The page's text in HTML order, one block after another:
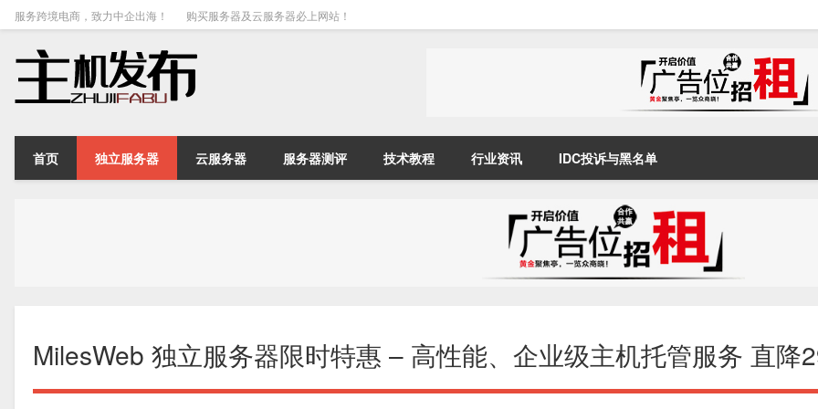
服务跨境电商，致力中企出海！ 购买服务器及云服务器必上网站！
首页 独立服务器 云服务器 服务器测评 技术教程 行业资讯 IDC投诉与黑名单
MilesWeb 独立服务器限时特惠 – 高性能、企业级主机托管服务 直降